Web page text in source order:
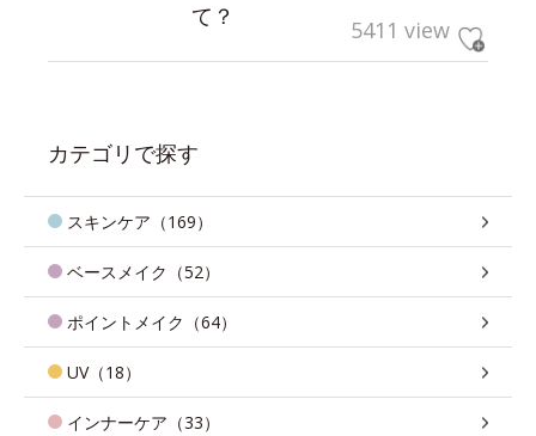
て？
5411 view
カテゴリで探す
スキンケア（169）
ベースメイク（52）
ポイントメイク（64）
UV（18）
インナーケア（33）